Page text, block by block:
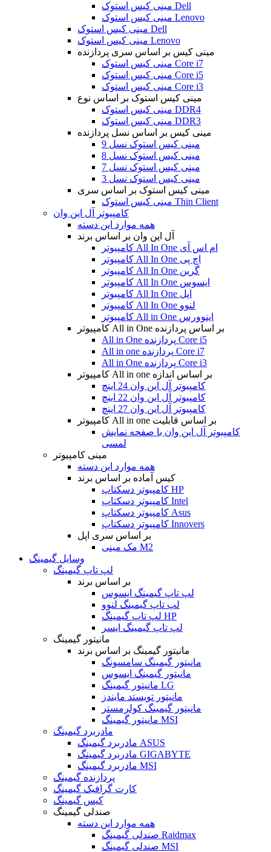
مینی کیس استوک Dell
مینی کیس استوک Lenovo
مینی کیس استوک Dell
مینی کیس استوک Lenovo
مینی کیس بر اساس سری پردازنده
مینی کیس استوک Core i7
مینی کیس استوک Core i5
مینی کیس استوک Core i3
مینی کیس استوک بر اساس نوع
مینی کیس استوک DDR4
مینی کیس استوک DDR3
مینی کیس بر اساس نسل پردازنده
مینی کیس استوک نسل 9
مینی کیس استوک نسل 8
مینی کیس استوک نسل 7
مینی کیس استوک نسل 3
مینی کیس استوک بر اساس سری
مینی کیس استوک Thin Client
کامپیوتر آل این وان
همه موارد این دسته
آل این وان بر اساس برند
کامپیوتر All In One ام اس آی
کامپیوتر All In One اچ پی
کامپیوتر All In One گرین
کامپیوتر All In One ایسوس
کامپیوتر All In One اپل
کامپیوتر All In One لنوو
کامپیوتر All in One اینوورس
کامپیوتر All in One بر اساس پردازنده
All in One پردازنده Core i5
All in one پردازنده Core i7
All in One پردازنده Core i3
کامپیوتر All in one بر اساس اندازه
کامپیوتر آل این وان 24 اینچ
کامپیوتر آل این وان 22 اینچ
کامپیوتر آل این وان 27 اینچ
کامپیوتر All in one بر اساس قابلیت
کامپیوتر آل این وان با صفحه نمایش
لمسی
مینی کامپیوتر
همه موارد این دسته
کیس آماده بر اساس برند
کامپیوتر دسکتاپ HP
کامپیوتر دسکتاپ Intel
کامپیوتر دسکتاپ Asus
کامپیوتر دسکتاپ Innovers
بر اساس سری اپل
مک مینی M2
وسایل گیمینگ
لپ تاپ گیمینگ
بر اساس برند
لپ تاپ گیمینگ ایسوس
لپ تاپ گیمینگ لنوو
لپ تاپ گیمینگ HP
لپ تاپ گیمینگ ایسر
مانیتور گیمینگ
مانیتور گیمینگ بر اساس برند
مانیتور گیمینگ سامسونگ
مانیتور گیمینگ ایسوس
مانیتور گیمینگ LG
مانیتور تویستد مایندز
مانیتور گیمینگ کولرمستر
مانیتور گیمینگ MSI
مادربرد گیمینگ
مادربرد گیمینگ ASUS
مادربرد گیمینگ GIGABYTE
مادربرد گیمینگ MSI
پردازنده گیمینگ
کارت گرافیک گیمینگ
کیس گیمینگ
صندلی گیمینگ
همه موارد این دسته
صندلی گیمینگ Raidmax
صندلی گیمینگ MSI